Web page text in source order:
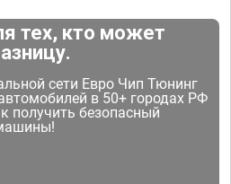
тех, кто может
сети Евро Чип Тюнинг
в 50+ городах РФ
получить безопасный